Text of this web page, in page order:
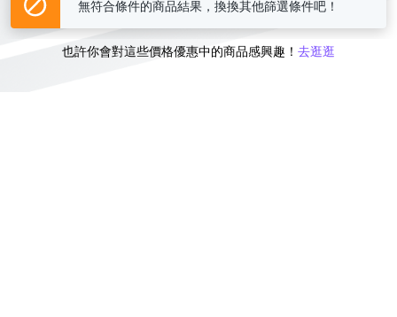
或
也許你會對這些價格優惠中的商品感興趣！ 去逛逛
無符合條件的商品結果，換換其他篩選條件吧！